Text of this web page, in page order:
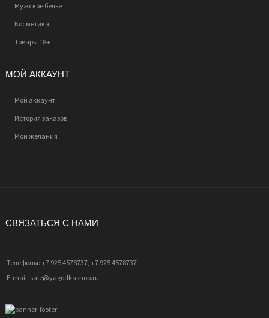
Мужское белье
Косметика
Товары 18+
МОЙ АККАУНТ
Мой аккаунт
История заказов
Мои желания
СВЯЗАТЬСЯ С НАМИ
Телефоны: +7 925 4578737, +7 925 4578737
E-mail: sale@yagodkashop.ru